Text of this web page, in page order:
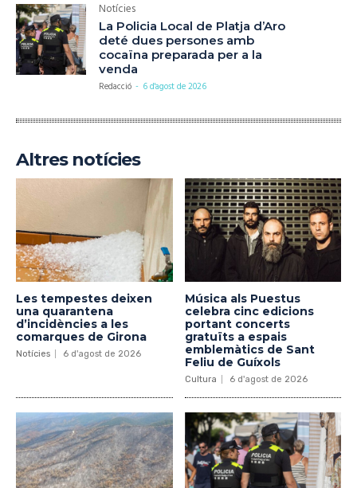
Notícies
La Policia Local de Platja d’Aro
deté dues persones amb
cocaïna preparada per a la
venda
Redacció - 6 d'agost de 2026
Altres notícies
Les tempestes deixen
una quarantena
d’incidències a les
comarques de Girona
Notícies 6 d'agost de 2026
Música als Puestus
celebra cinc edicions
portant concerts
gratuïts a espais
emblemàtics de Sant
Feliu de Guíxols
Cultura 6 d'agost de 2026